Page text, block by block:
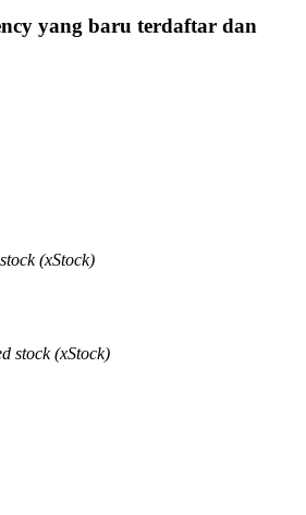
panjang dan kepentingan fleksibel
yang baru terdaftar dan
(xStock)
stock (xStock)